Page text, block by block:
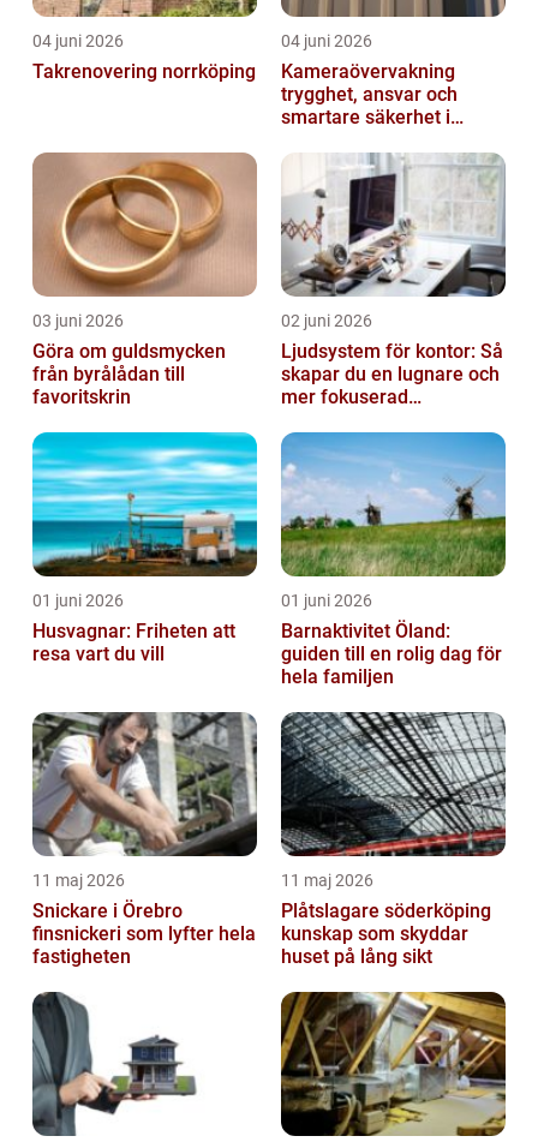
04 juni 2026
Takrenovering norrköping
04 juni 2026
Kameraövervakning
trygghet, ansvar och
smartare säkerhet i
03 juni 2026
Göra om guldsmycken
från byrålådan till
favoritskrin
02 juni 2026
Ljudsystem för kontor: Så
skapar du en lugnare och
mer fokuserad
01 juni 2026
Husvagnar: Friheten att
resa vart du vill
01 juni 2026
Barnaktivitet Öland:
guiden till en rolig dag för
hela familjen
11 maj 2026
Snickare i Örebro
finsnickeri som lyfter hela
fastigheten
11 maj 2026
Plåtslagare söderköping
kunskap som skyddar
huset på lång sikt